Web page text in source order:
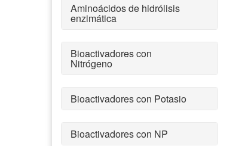
Aminoácidos de hidrólisis
enzimática
Bioactivadores con
Nitrógeno
Bioactivadores con Potasio
Bioactivadores con NP